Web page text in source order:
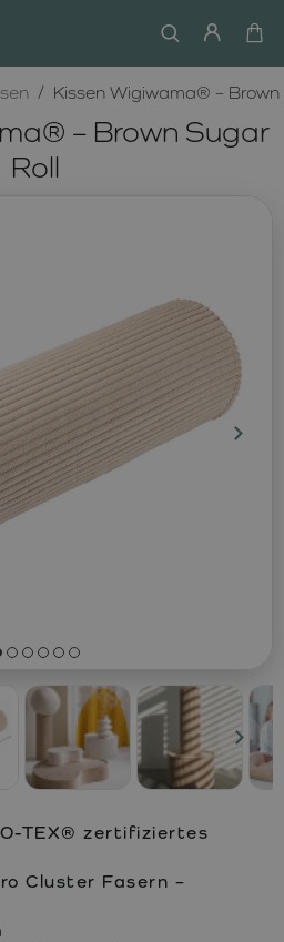
– Brown Sugar
Roll
Kissen Wigiwama® – Brown
TEX® zertifiziertes
Cluster Fasern –